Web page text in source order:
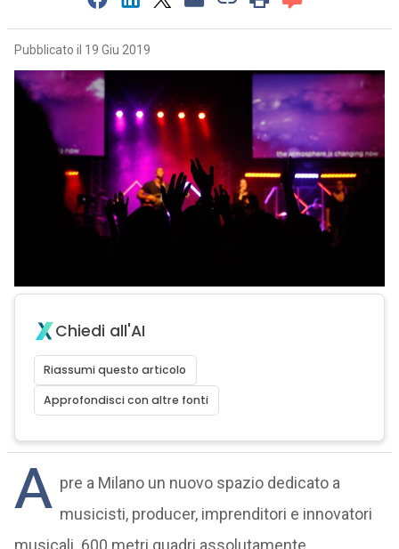
Pubblicato il 19 Giu 2019
Chiedi all'AI
Riassumi questo articolo
Approfondisci con altre fonti
A pre a Milano un nuovo spazio dedicato a
musicisti, producer, imprenditori e innovatori
musicali. 600 metri quadri assolutamente